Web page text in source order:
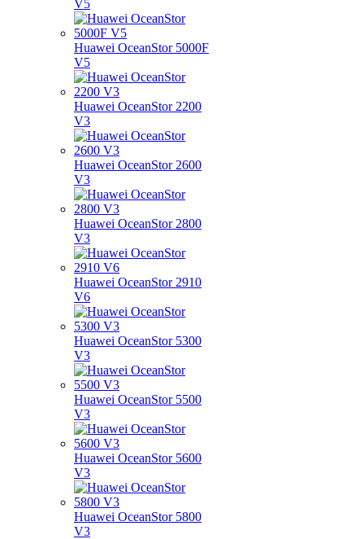
V5
Huawei OceanStor 5000F
V5
Huawei OceanStor 2200
V3
Huawei OceanStor 2600
V3
Huawei OceanStor 2800
V3
Huawei OceanStor 2910
V6
Huawei OceanStor 5300
V3
Huawei OceanStor 5500
V3
Huawei OceanStor 5600
V3
Huawei OceanStor 5800
V3